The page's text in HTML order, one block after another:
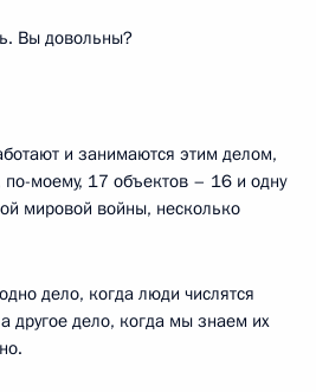
Вы довольны?
и занимаются этим делом,
моему, 17 объектов – 16 и одну
мировой войны, несколько
дело, когда люди числятся
другое дело, когда мы знаем их